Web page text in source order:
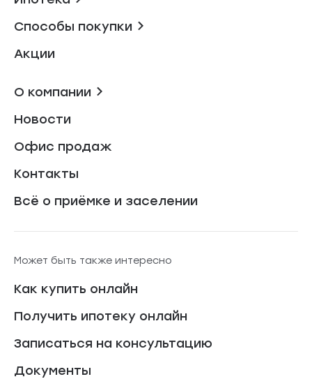
Способы покупки
Акции
О компании
Новости
Офис продаж
Контакты
Всё о приёмке и заселении
Может быть также интересно
Как купить онлайн
Получить ипотеку онлайн
Записаться на консультацию
Документы